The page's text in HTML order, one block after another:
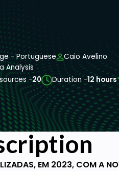
- Portuguese
Caio Avelino
Analysis
-20 Duration -12 hours
EM 2023, COM A